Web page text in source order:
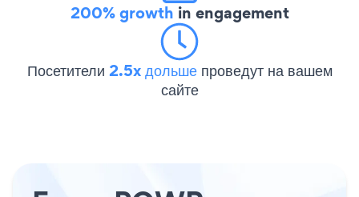
200% growth in engagement
Посетители 2.5x дольше проведут на вашем
сайте